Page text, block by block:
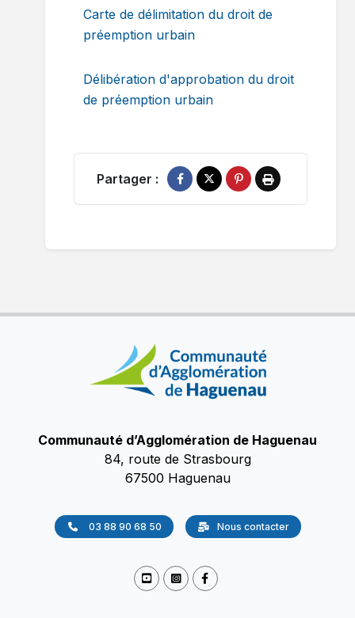
Carte de délimitation du droit de
préemption urbain
Délibération d'approbation du droit
de préemption urbain
Partager :
Partager sur Facebook
Partager sur X
Épingler sur Pinterest
Imprimer
Communauté d’Agglomération de Haguenau
84, route de Strasbourg
67500 Haguenau
03 88 90 68 50 Nous contacter